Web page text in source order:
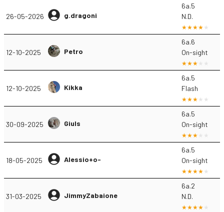
26-05-2026 g.dragoni
6a.5
N.D.
12-10-2025 Petro
6a.6
On-sight
12-10-2025 Kikka
6a.5
Flash
30-09-2025 Giuls
6a.5
On-sight
18-05-2025 Alessio+o-
6a.5
On-sight
31-03-2025 JimmyZabaione
6a.2
N.D.